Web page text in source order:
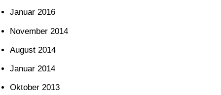
Januar 2016
November 2014
August 2014
Januar 2014
Oktober 2013